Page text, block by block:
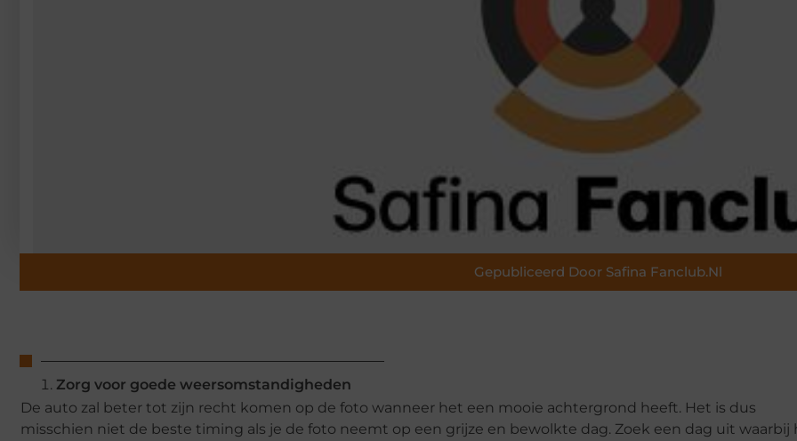
Gepubliceerd Door Safina Fanclub.nl
Zorg voor goede weersomstandigheden
De auto zal beter tot zijn recht komen op de foto wanneer het een mooie achtergrond heeft. Het is dus
misschien niet de beste timing als je de foto neemt op een grijze en bewolkte dag. Zoek een dag uit waarbij